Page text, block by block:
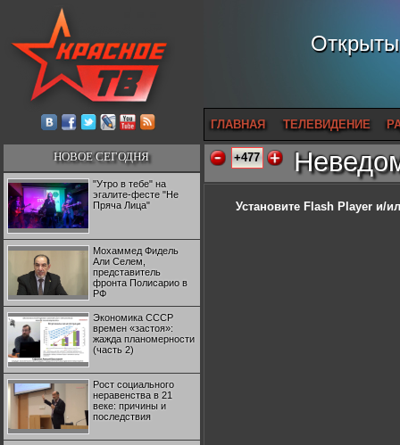
ГЛАВНАЯ ТЕЛЕВИДЕНИЕ
НОВОЕ СЕГОДНЯ
"Утро в тебе" на
эгалите-фесте "Не
Пряча Лица"
Мохаммед Фидель
Али Селем,
представитель
фронта Полисарио в
РФ
Экономика СССР
времен «застоя»:
жажда планомерности
(часть 2)
Рост социального
неравенства в 21
веке: причины и
последствия
+477
Установите Flash Player и/